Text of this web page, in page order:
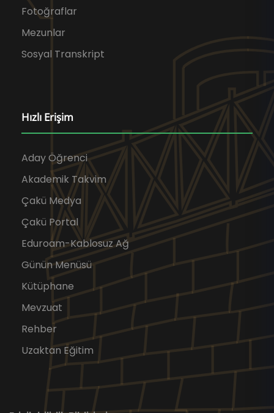
Fotoğraflar
Mezunlar
Sosyal Transkript
Hızlı Erişim
Aday Öğrenci
Akademik Takvim
Çakü Medya
Çakü Portal
Eduroam-Kablosuz Ağ
Günün Menüsü
Kütüphane
Mevzuat
Rehber
Uzaktan Eğitim